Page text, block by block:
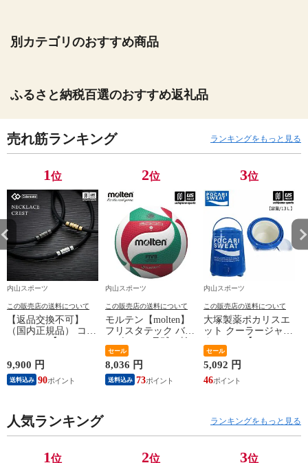
別カテゴリのおすすめ商品
ふるさと納税百選のおすすめ返礼品
売れ筋ランキング ランキングをもっと見る
1位
内山スポーツ
この販売店の送料について
【返品交換不可】
（国内正規品） コラ
トッテ ネックレス
CREST ABAAS 【
ABAAS5 磁気ネック
メンズ レディース
】【翌日配達対象】
9,900 円
送料込み 90
2位
内山スポーツ
この販売店の送料について
モルテン【molten】
フリスタテック バレ
定球）2026年継続モ
デル【国際公認球
V5M5000 ネーム加工
できません】【翌日
セール
8,036 円
送料込み 73
3位
内山スポーツ
この販売店の送料について
大塚製薬ポカリスエ
ット クーラージャグ
13リットル ジャグボ
トル 水分補給】【翌
日配達対象】[自社]
セール
5,092 円
46
人気ランキング ランキングをもっと見る
1位 2位 3位